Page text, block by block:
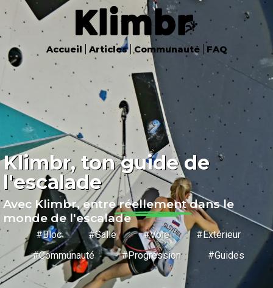
Accueil Articles Communauté FAQ
Klimbr, ton guide de
l'escalade
Avec Klimbr, entre réellement dans le
monde de l'escalade
#Bloc #Salle #Voie #Extérieur
#Communauté #Progression #Guides